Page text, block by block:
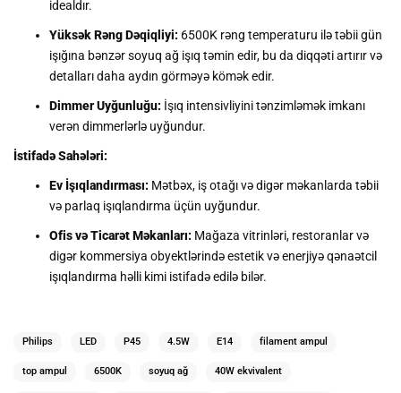
idealdır.
Yüksək Rəng Dəqiqliyi: 6500K rəng temperaturu ilə təbii gün
işığına bənzər soyuq ağ işıq təmin edir, bu da diqqəti artırır və
detalları daha aydın görməyə kömək edir.
Dimmer Uyğunluğu: İşıq intensivliyini tənzimləmək imkanı
verən dimmerlərlə uyğundur.
İstifadə Sahələri:
Ev İşıqlandırması: Mətbəx, iş otağı və digər məkanlarda təbii
və parlaq işıqlandırma üçün uyğundur.
Ofis və Ticarət Məkanları: Mağaza vitrinləri, restoranlar və
digər kommersiya obyektlərində estetik və enerjiyə qənaətcil
işıqlandırma həlli kimi istifadə edilə bilər.
Philips LED P45 4.5W E14 filament ampul
top ampul 6500K soyuq ağ 40W ekvivalent